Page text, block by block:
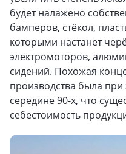
будет налажено
бамперов, стёкол,
которыми настанет
электромоторов,
сидений. Похожая
производства была при
середине 90-х, что
себестоимость